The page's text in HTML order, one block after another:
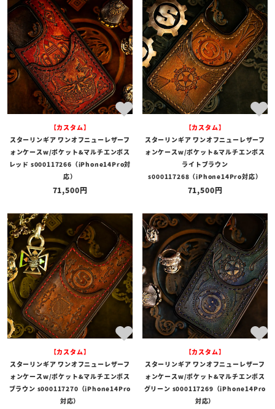
【カスタム】
スターリンギア ワンオフニューレザーフ
ォンケースw/ポケット&マルチエンボス
レッド s000117266（iPhone14Pro対
応）
71,500
【カスタム】
スターリンギア ワンオフニューレザーフ
ォンケースw/ポケット&マルチエンボス
ライトブラウン
s000117268（iPhone14Pro対応）
71,500
【カスタム】
スターリンギア ワンオフニューレザーフ
ォンケースw/ポケット&マルチエンボス
ブラウン s000117270（iPhone14Pro
対応）
【カスタム】
スターリンギア ワンオフニューレザーフ
ォンケースw/ポケット&マルチエンボス
グリーン s000117269（iPhone14Pro
対応）